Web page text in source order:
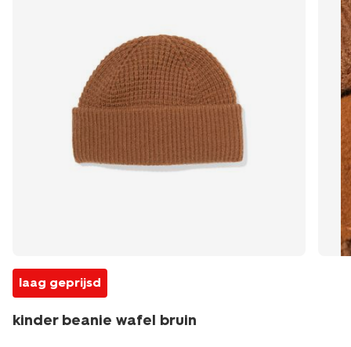
laag geprijsd
kinder beanie wafel bruin